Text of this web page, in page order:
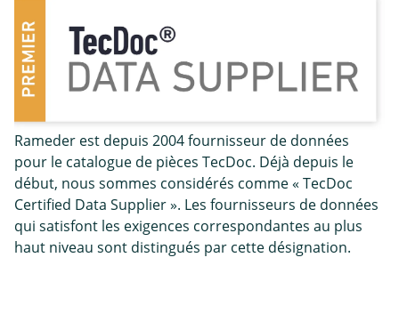
Rameder est depuis 2004 fournisseur de données
pour le catalogue de pièces TecDoc. Déjà depuis le
début, nous sommes considérés comme « TecDoc
Certified Data Supplier ». Les fournisseurs de données
qui satisfont les exigences correspondantes au plus
haut niveau sont distingués par cette désignation.